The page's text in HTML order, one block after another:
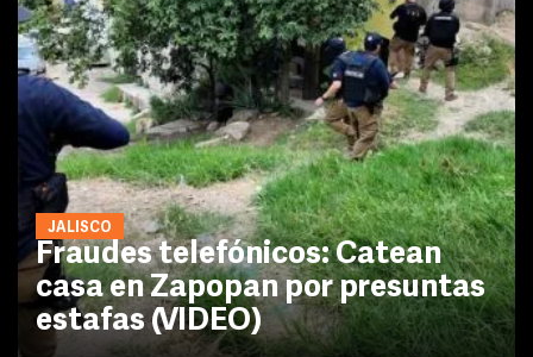
JALISCO
Fraudes telefónicos: Catean
casa en Zapopan por presuntas
estafas (VIDEO)